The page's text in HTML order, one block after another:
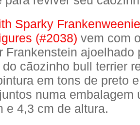
Sparky
(#2038) vem com
Frankenstein ajoelhado
cãozinho bull terrier
em tons de preto
numa embalagem
e 4,3 cm de altura.